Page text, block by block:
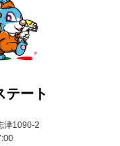
テート
津1090-2